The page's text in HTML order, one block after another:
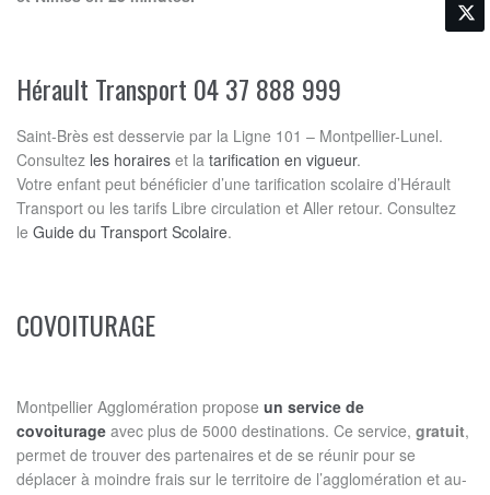
Hérault Transport 04 37 888 999
Saint-Brès est desservie par la Ligne 101 – Montpellier-Lunel.
Consultez les horaires et la tarification en vigueur.
Votre enfant peut bénéficier d’une tarification scolaire d’Hérault
Transport ou les tarifs Libre circulation et Aller retour. Consultez
le Guide du Transport Scolaire.
COVOITURAGE
Montpellier Agglomération propose un service de
covoiturage avec plus de 5000 destinations. Ce service, gratuit,
permet de trouver des partenaires et de se réunir pour se
déplacer à moindre frais sur le territoire de l’agglomération et au-